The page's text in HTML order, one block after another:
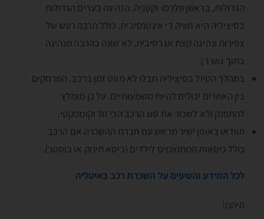
הגדולות, בראשן פּלֶרְמו וקטָנְיָה. הנהיגה בערים הגדולות
בסיציליה היא חוויה די אינטנסיבית. כולל הרבה רעש של
צפירות ונהיגה קצת אגרסיבית. לא שונה בהרבה מנהיגה
בתוך גוש דן.
במהלך הטיול בסיציליה תבלו לא מעט זמן ברכב. המרחקים
בין האתרים יכולים להיות משמעותיים. על כן מומלץ
להתפנק ולא לשכור את סוג הרכב הכי זול וקומפקטי.
תוודאו באופן ישיר מראש עם חברת ההשכרה אם הרכב
כולל כיסאות המתואמים לילדים (כיסא תינוק או בוסטר).
לכל המידע והטיפים על השכרת רכב באיטליה
תיהנו!